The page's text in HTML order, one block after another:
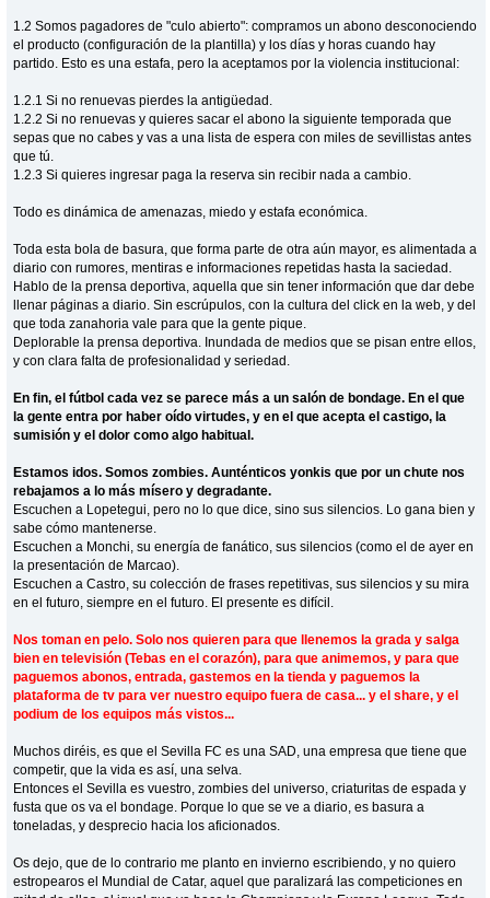
1.2 Somos pagadores de "culo abierto": compramos un abono desconociendo
el producto (configuración de la plantilla) y los días y horas cuando hay
partido. Esto es una estafa, pero la aceptamos por la violencia institucional:
1.2.1 Si no renuevas pierdes la antigüedad.
1.2.2 Si no renuevas y quieres sacar el abono la siguiente temporada que
sepas que no cabes y vas a una lista de espera con miles de sevillistas antes
que tú.
1.2.3 Si quieres ingresar paga la reserva sin recibir nada a cambio.
Todo es dinámica de amenazas, miedo y estafa económica.
Toda esta bola de basura, que forma parte de otra aún mayor, es alimentada a
diario con rumores, mentiras e informaciones repetidas hasta la saciedad.
Hablo de la prensa deportiva, aquella que sin tener información que dar debe
llenar páginas a diario. Sin escrúpulos, con la cultura del click en la web, y del
que toda zanahoria vale para que la gente pique.
Deplorable la prensa deportiva. Inundada de medios que se pisan entre ellos,
y con clara falta de profesionalidad y seriedad.
En fin, el fútbol cada vez se parece más a un salón de bondage. En el que
la gente entra por haber oído virtudes, y en el que acepta el castigo, la
sumisión y el dolor como algo habitual.
Estamos idos. Somos zombies. Aunténticos yonkis que por un chute nos
rebajamos a lo más mísero y degradante.
Escuchen a Lopetegui, pero no lo que dice, sino sus silencios. Lo gana bien y
sabe cómo mantenerse.
Escuchen a Monchi, su energía de fanático, sus silencios (como el de ayer en
la presentación de Marcao).
Escuchen a Castro, su colección de frases repetitivas, sus silencios y su mira
en el futuro, siempre en el futuro. El presente es difícil.
Nos toman en pelo. Solo nos quieren para que llenemos la grada y salga
bien en televisión (Tebas en el corazón), para que animemos, y para que
paguemos abonos, entrada, gastemos en la tienda y paguemos la
plataforma de tv para ver nuestro equipo fuera de casa... y el share, y el
podium de los equipos más vistos...
Muchos diréis, es que el Sevilla FC es una SAD, una empresa que tiene que
competir, que la vida es así, una selva.
Entonces el Sevilla es vuestro, zombies del universo, criaturitas de espada y
fusta que os va el bondage. Porque lo que se ve a diario, es basura a
toneladas, y desprecio hacia los aficionados.
Os dejo, que de lo contrario me planto en invierno escribiendo, y no quiero
estropearos el Mundial de Catar, aquel que paralizará las competiciones en